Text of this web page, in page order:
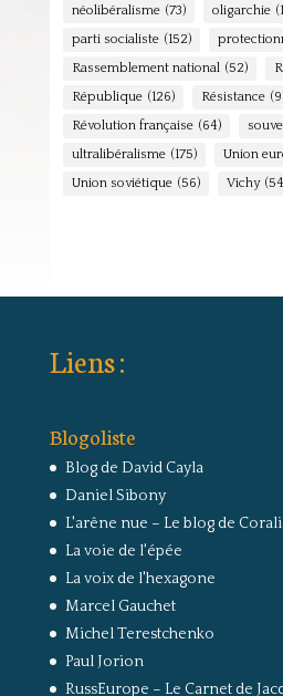
néolibéralisme (73) oligarchie
parti socialiste (152)
Rassemblement national (52)
République (126) Résistance
Révolution française (64)
ultralibéralisme (175) Union
Union soviétique (56) Vichy
Liens :
Blogoliste
Blog de David Cayla
Daniel Sibony
L'arêne nue – Le blog de
La voie de l'épée
La voix de l'hexagone
Marcel Gauchet
Michel Terestchenko
Paul Jorion
RussEurope – Le Carnet de